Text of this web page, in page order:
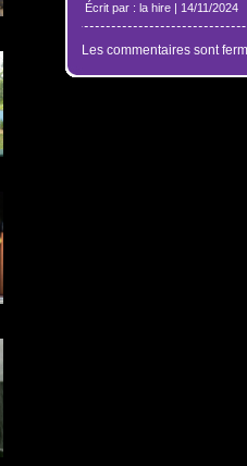
Écrit par : la hire | 14/11/2024
Les commentaires sont